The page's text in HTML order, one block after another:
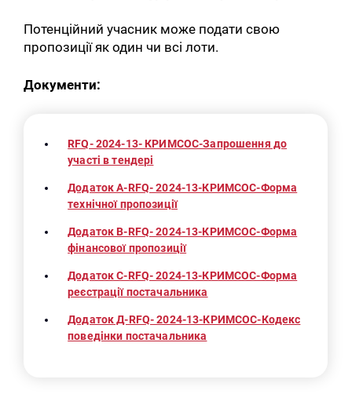
Потенційний учасник може подати свою
пропозиції як один чи всі лоти.
Документи:
RFQ- 2024-13- КРИМСОС-Запрошення до
участі в тендері
Додаток А-RFQ- 2024-13-КРИМСОС-Форма
технічної пропозиції
Додаток B-RFQ- 2024-13-КРИМСОС-Форма
фінансової пропозиції
Додаток С-RFQ- 2024-13-КРИМСОС-Форма
реєстрації постачальника
Додаток Д-RFQ- 2024-13-КРИМСОС-Кодекс
поведінки постачальника